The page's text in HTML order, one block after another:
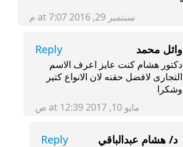
سبتمبر 29, 2016 at 7:07 م
وائل محمد Reply
دكتور هشام كنت عايز اعرف الاسم
التجارى لافضل حقنه لان الانواع كتير
وشكرا
مايو 10, 2017 at 12:39 ص
د/ هشام عبدالباقي Reply